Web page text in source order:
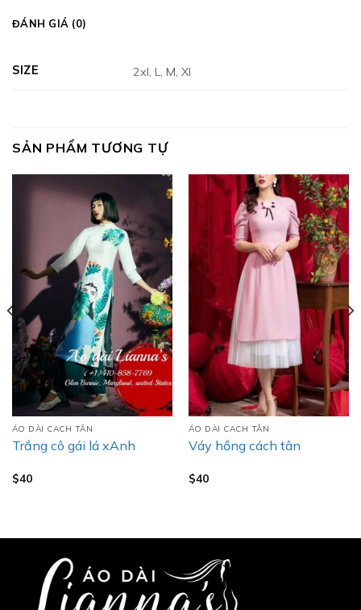
ĐÁNH GIÁ (0)
SIZE 2xl, L, M, Xl
SẢN PHẨM TƯƠNG TỰ
ÁO DÀI CACH TÂN
Trắng cô gái lá xAnh
$40
ÁO DÀI CACH TÂN
Váy hồng cách tân
$40